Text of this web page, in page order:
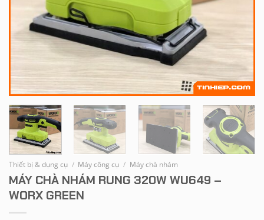
Thiết bị & dụng cụ / Máy công cụ / Máy chà nhám
MÁY CHÀ NHÁM RUNG 320W WU649 –
WORX GREEN